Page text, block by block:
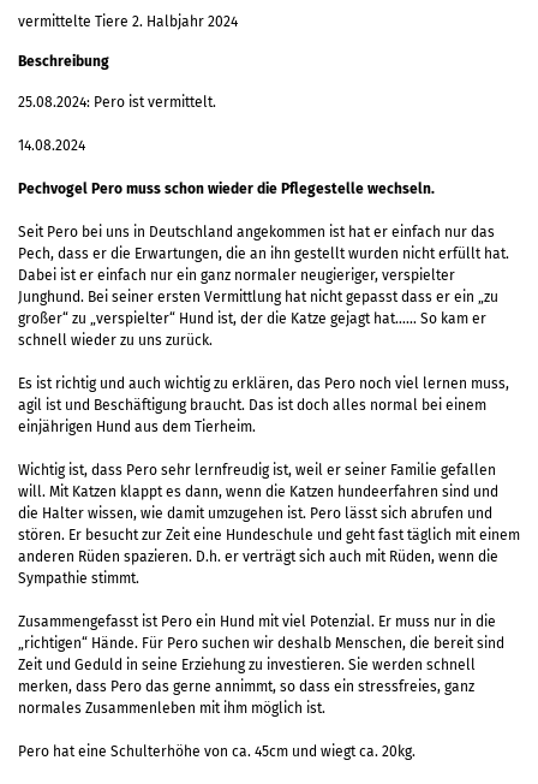
vermittelte Tiere 2. Halbjahr 2024
Beschreibung
25.08.2024: Pero ist vermittelt.
14.08.2024
Pechvogel Pero muss schon wieder die Pflegestelle wechseln.
Seit Pero bei uns in Deutschland angekommen ist hat er einfach nur das
Pech, dass er die Erwartungen, die an ihn gestellt wurden nicht erfüllt hat.
Dabei ist er einfach nur ein ganz normaler neugieriger, verspielter
Junghund. Bei seiner ersten Vermittlung hat nicht gepasst dass er ein „zu
großer“ zu „verspielter“ Hund ist, der die Katze gejagt hat…… So kam er
schnell wieder zu uns zurück.
Es ist richtig und auch wichtig zu erklären, das Pero noch viel lernen muss,
agil ist und Beschäftigung braucht. Das ist doch alles normal bei einem
einjährigen Hund aus dem Tierheim.
Wichtig ist, dass Pero sehr lernfreudig ist, weil er seiner Familie gefallen
will. Mit Katzen klappt es dann, wenn die Katzen hundeerfahren sind und
die Halter wissen, wie damit umzugehen ist. Pero lässt sich abrufen und
stören. Er besucht zur Zeit eine Hundeschule und geht fast täglich mit einem
anderen Rüden spazieren. D.h. er verträgt sich auch mit Rüden, wenn die
Sympathie stimmt.
Zusammengefasst ist Pero ein Hund mit viel Potenzial. Er muss nur in die
„richtigen“ Hände. Für Pero suchen wir deshalb Menschen, die bereit sind
Zeit und Geduld in seine Erziehung zu investieren. Sie werden schnell
merken, dass Pero das gerne annimmt, so dass ein stressfreies, ganz
normales Zusammenleben mit ihm möglich ist.
Pero hat eine Schulterhöhe von ca. 45cm und wiegt ca. 20kg.